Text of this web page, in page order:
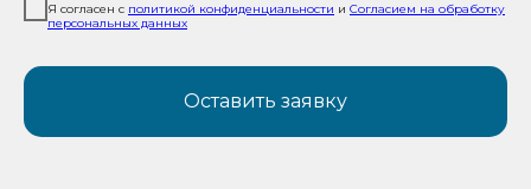
Я согласен с политикой конфиденциальности и Согласием на обработку
персональных данных
Оставить заявку